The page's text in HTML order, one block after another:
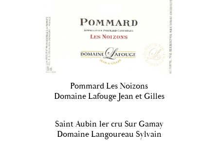
Pommard Les Noizons
Domaine Lafouge Jean et Gilles
Saint Aubin 1er cru Sur Gamay
Domaine Langoureau Sylvain